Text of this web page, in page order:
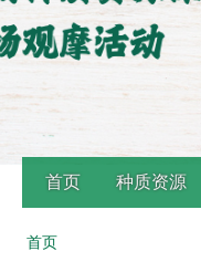
首页 种质资源
首页